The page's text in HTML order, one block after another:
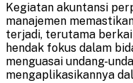
Kegiatan akuntansi
manajemen
terjadi, terutama
hendak fokus dalam
menguasai undang-
mengaplikasikannya